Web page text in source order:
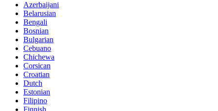
Azerbaijani
Belarusian
Bengali
Bosnian
Bulgarian
Cebuano
Chichewa
Corsican
Croatian
Dutch
Estonian
Filipino
Finnish